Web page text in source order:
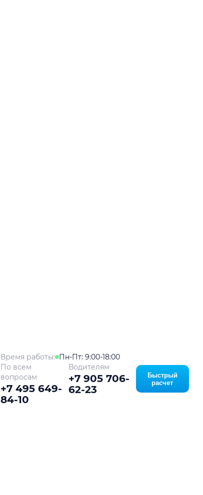
Время работы: Пн-Пт: 9:00-18:00
По всем
вопросам
+7 495 649-
84-10
Водителям
+7 905 706-
62-23
Быстрый
расчет